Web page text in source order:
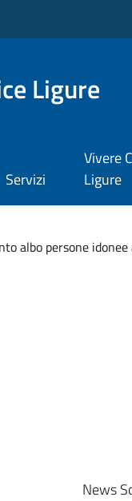
Ligure
Servizi
Vivere
Ligure
albo persone
News